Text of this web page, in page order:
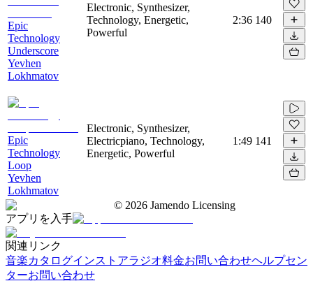
Epic
Technology
Underscore
Yevhen
Lokhmatov
Electronic, Synthesizer,
Technology, Energetic,
Powerful
2:36 140
Epic
Technology
Loop
Yevhen
Lokhmatov
Electronic, Synthesizer,
Electricpiano, Technology,
Energetic, Powerful
1:49 141
© 2026 Jamendo Licensing
アプリを入手
関連リンク
音楽カタログインストアラジオ料金お問い合わせヘルプセン
ターお問い合わせ